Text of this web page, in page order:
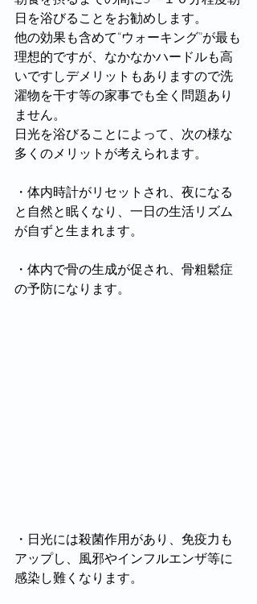
日を浴びることをお勧めします。
他の効果も含めて“ウォーキング”が最も
理想的ですが、なかなかハードルも高
いですしデメリットもありますので洗
濯物を干す等の家事でも全く問題あり
ません。
日光を浴びることによって、次の様な
多くのメリットが考えられます。
・体内時計がリセットされ、夜になる
と自然と眠くなり、一日の生活リズム
が自ずと生まれます。
・体内で骨の生成が促され、骨粗鬆症
の予防になります。
・日光には殺菌作用があり、免疫力も
アップし、風邪やインフルエンザ等に
感染し難くなります。